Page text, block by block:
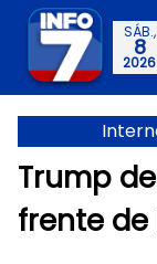
SÁB.,
8
2026
Trump
frente